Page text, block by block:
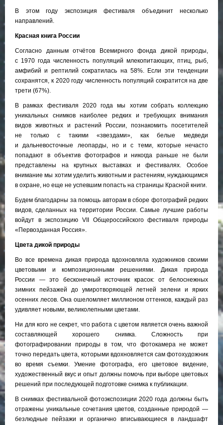
В этом году экспозиция фестиваля объединит несколько
направлений.
Красная книга России
Согласно данным отчётов Всемирного фонда дикой природы,
с 1970 года численность популяций млекопитающих, птиц, рыб,
амфибий и рептилий сократилась на 58%. Если эти тенденции
сохранятся, к 2020 году численность популяций сократится на две
трети (67%).
В рамках фестиваля 2020 года мы хотим собрать коллекцию
уникальных снимков наиболее редких и требующих внимания
видов животных и растений России, познакомить посетителей
не только с такими «звездами», как белые медведи
и дальневосточные леопарды, но и с теми, которые нечасто
попадают в объектив фотографов и никогда раньше не были
представлены на крупных выставках и фестивалях. Особое
внимание мы хотим уделить животным и растениям, нуждающимся
в охране, но еще не успевшим попасть на страницы Красной книги.
Будем благодарны за помощь авторам в сборе фотографий редких
видов, сделанных на территории России. Самые лучшие работы
войдут в экспозицию VII Общероссийского фестиваля природы
«Первозданная Россия».
Цвета дикой природы
Во все времена дикая природа вдохновляла художников своими
цветовыми и композиционными решениями. Дикая природа
России — это бесконечный источник красок: от белоснежных
зимних пейзажей до умиротворяющей летней зелени и ярких
осенних лесов. Она ошеломляет миллионом оттенков, каждый раз
удивляет новыми, великолепными цветами.
Ни для кого не секрет, что работа с цветом является очень важной
составляющей хорошего снимка. Сложность при
фотографировании природы в том, что фотокамера не может
точно передать цвета, которыми вдохновляется сам фотохудожник
во время съемки. Умение фотографа, его цветовое видение,
художественный вкус и опыт должны помочь при выборе цветовых
решений при последующей подготовке снимка к публикации.
В снимках фестивальной фотоэкспозиции 2020 года должны быть
отражены уникальные сочетания цветов, созданные природой —
безлюдные пейзажи и органично вписывающиеся в ландшафт